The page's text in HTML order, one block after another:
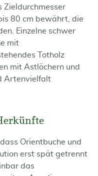
Zieldurchmesser
80 cm bewährt, die
Einzelne schwer
mit
Totholz
mit Astlöchern und
Artenvielfalt
Orientbuche und
erst spät getrennt
das